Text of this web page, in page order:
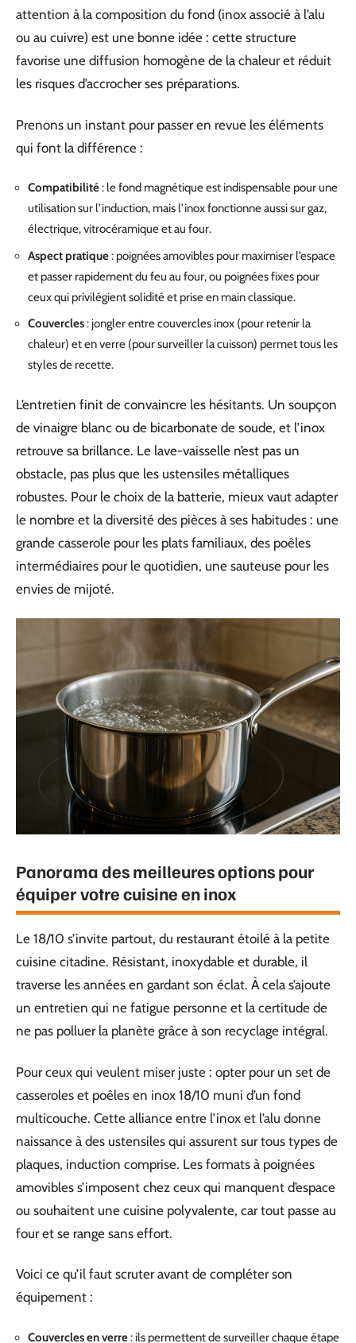
attention à la composition du fond (inox associé à l’alu
ou au cuivre) est une bonne idée : cette structure
favorise une diffusion homogène de la chaleur et réduit
les risques d’accrocher ses préparations.
Prenons un instant pour passer en revue les éléments
qui font la différence :
Compatibilité: le fond magnétique est indispensable pour une
utilisation sur l’induction, mais l’inox fonctionne aussi sur gaz,
électrique, vitrocéramique et au four.
Aspect pratique: poignées amovibles pour maximiser l’espace
et passer rapidement du feu au four, ou poignées fixes pour
ceux qui privilégient solidité et prise en main classique.
Couvercles: jongler entre couvercles inox (pour retenir la
chaleur) et en verre (pour surveiller la cuisson) permet tous les
styles de recette.
L’entretien finit de convaincre les hésitants. Un soupçon
de vinaigre blanc ou de bicarbonate de soude, et l’inox
retrouve sa brillance. Le lave-vaisselle n’est pas un
obstacle, pas plus que les ustensiles métalliques
robustes. Pour le choix de la batterie, mieux vaut adapter
le nombre et la diversité des pièces à ses habitudes : une
grande casserole pour les plats familiaux, des poêles
intermédiaires pour le quotidien, une sauteuse pour les
envies de mijoté.
Panorama des meilleures options pour
équiper votre cuisine en inox
Le 18/10 s’invite partout, du restaurant étoilé à la petite
cuisine citadine. Résistant, inoxydable et durable, il
traverse les années en gardant son éclat. À cela s’ajoute
un entretien qui ne fatigue personne et la certitude de
ne pas polluer la planète grâce à son recyclage intégral.
Pour ceux qui veulent miser juste : opter pour un set de
casseroles et poêles en inox 18/10 muni d’un fond
multicouche. Cette alliance entre l’inox et l’alu donne
naissance à des ustensiles qui assurent sur tous types de
plaques, induction comprise. Les formats à poignées
amovibles s’imposent chez ceux qui manquent d’espace
ou souhaitent une cuisine polyvalente, car tout passe au
four et se range sans effort.
Voici ce qu’il faut scruter avant de compléter son
équipement :
Couvercles en verre: ils permettent de surveiller chaque étape